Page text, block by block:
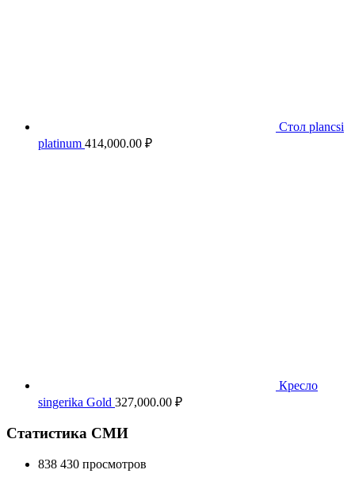
Стол plancsi
platinum 414,000.00 ₽
Кресло
singerika Gold 327,000.00 ₽
Статистика СМИ
838 430 просмотров